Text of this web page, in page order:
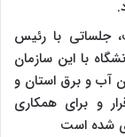
جلساتی با رئیس
با این سازمان
آب‌ و برق استان و
و برای همکاری
شده است